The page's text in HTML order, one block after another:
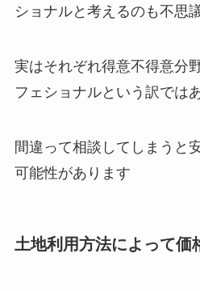
ショナルと考えるのも不思
実はそれぞれ得意不得意分
フェショナルという訳では
間違って相談してしまうと
可能性があります
土地利用方法によって価